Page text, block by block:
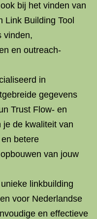
bij het vinden van
Link Building Tool
vinden,
en outreach-
in
gegevens
Trust Flow- en
je de kwaliteit van
betere
van jouw
linkbuilding
voor Nederlandse
en effectieve